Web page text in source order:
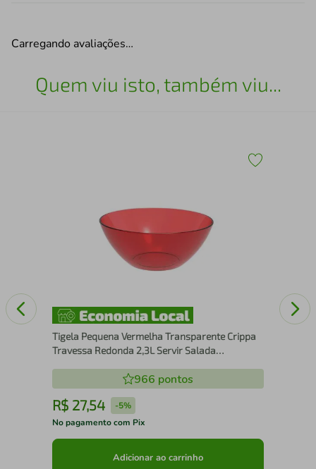
Carregando avaliações…
Quem viu isto, também viu...
Tigela Pequena Vermelha Transparente Crippa
Travessa Redonda 2,3L Servir Salada
966 pontos
R$ 27,54 -5%
No pagamento com Pix
Adicionar ao carrinho